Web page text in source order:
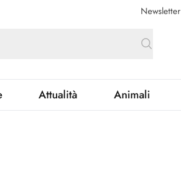
Newsletter
Attualità Animali